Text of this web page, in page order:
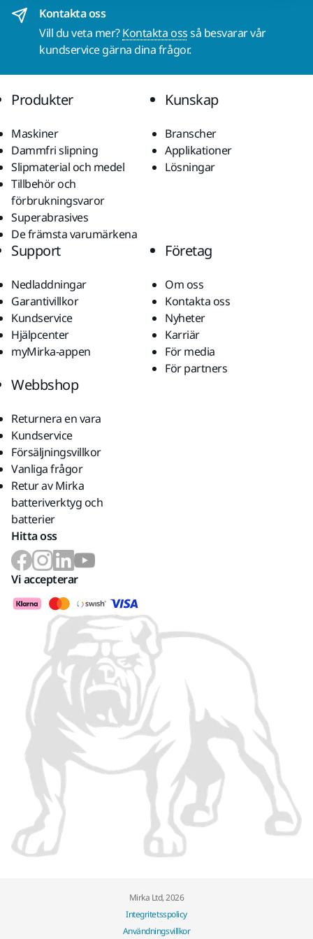
Kontakta oss
Vill du veta mer?Kontakta ossså besvarar vår
kundservice gärna dina frågor.
Produkter
Maskiner
Dammfri slipning
Slipmaterial och medel
Tillbehör och
förbrukningsvaror
Superabrasives
De främsta varumärkena
Kunskap
Branscher
Applikationer
Lösningar
Support
Nedladdningar
Garantivillkor
Kundservice
Hjälpcenter
myMirka-appen
Företag
Om oss
Kontakta oss
Nyheter
Karriär
För media
För partners
Webbshop
Returnera en vara
Kundservice
Försäljningsvillkor
Vanliga frågor
Retur av Mirka
batteriverktyg och
batterier
Hitta oss
Vi accepterar
Mirka Ltd, 2026
Integritetsspolicy
Användningsvillkor